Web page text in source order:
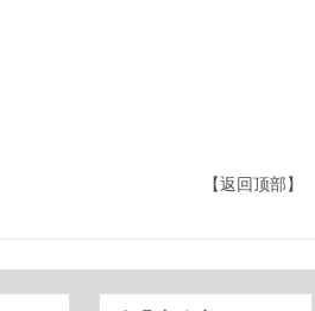
【返回顶部】